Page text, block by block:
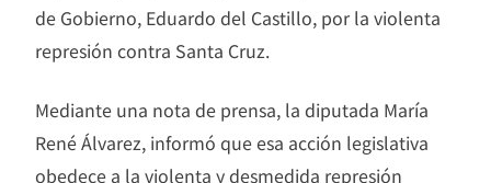
de Gobierno, Eduardo del Castillo, por la violenta
represión contra Santa Cruz.
Mediante una nota de prensa, la diputada María
René Álvarez, informó que esa acción legislativa
obedece a la violenta y desmedida represión